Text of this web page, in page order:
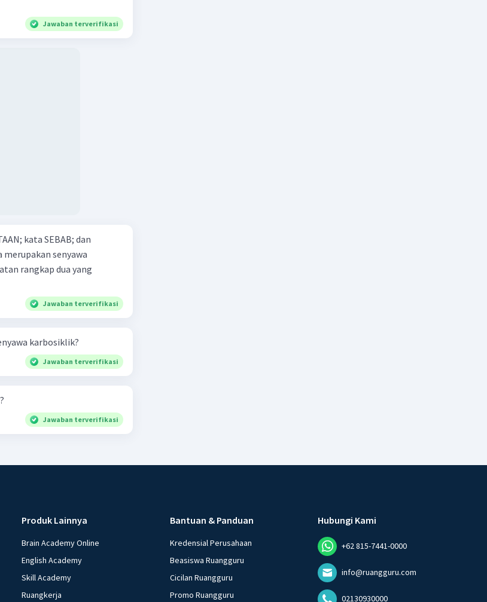
Jawaban terverifikasi
kata SEBAB; dan
Jawaban terverifikasi
karbosiklik?
Jawaban terverifikasi
Jawaban terverifikasi
Produk Lainnya
Brain Academy Online
English Academy
Skill Academy
Ruangkerja
Bantuan & Panduan
Kredensial Perusahaan
Beasiswa Ruangguru
Cicilan Ruangguru
Promo Ruangguru
Hubungi Kami
+62 815-7441-0000
info@ruangguru.com
02130930000